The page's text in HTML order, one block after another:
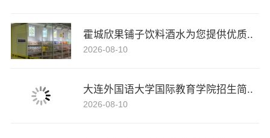
霍城欣果铺子饮料酒水为您提供优质..
2026-08-10
大连外国语大学国际教育学院招生简..
2026-08-10